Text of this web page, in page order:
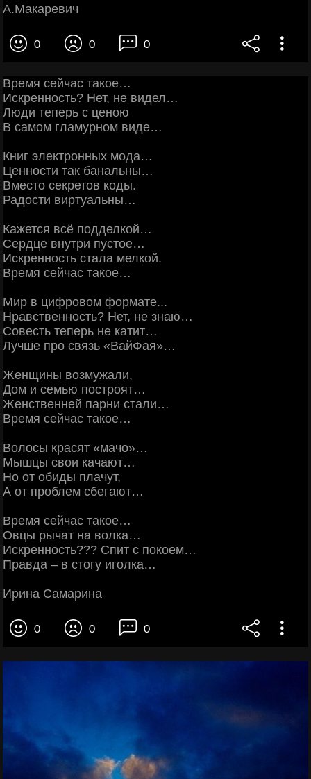
А.Макаревич
0 0 0
Время сейчас такое…
Искренность? Нет, не видел…
Люди теперь с ценою
В самом гламурном виде…
Книг электронных мода…
Ценности так банальны…
Вместо секретов коды.
Радости виртуальны…
Кажется всё подделкой…
Сердце внутри пустое…
Искренность стала мелкой.
Время сейчас такое…
Мир в цифровом формате...
Нравственность? Нет, не знаю…
Совесть теперь не катит…
Лучше про связь «ВайФая»…
Женщины возмужали,
Дом и семью построят…
Женственней парни стали…
Время сейчас такое…
Волосы красят «мачо»…
Мышцы свои качают…
Но от обиды плачут,
А от проблем сбегают…
Время сейчас такое…
Овцы рычат на волка…
Искренность??? Спит с покоем…
Правда – в стогу иголка…
Ирина Самарина
0 0 0